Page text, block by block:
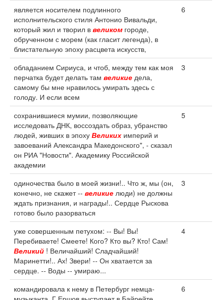
является носителем подлинного
исполнительского стиля Антонио Вивальди,
который жил и творил в великом городе,
обрученном с морем (как гласит легенда), в
блистательную эпоху расцвета искусств,
6
обладанием Сириуса, и чтоб, между тем как моя
перчатка будет делать там великие дела,
самому бы мне нравилось умирать здесь с
голоду. И если всем
3
сохранившиеся мумии, позволяющие
исследовать ДНК, воссоздать образ, убранство
людей, живших в эпоху Великих империй и
завоеваний Александра Македонского", - сказал
он РИА "Новости". Академику Российской
академии
5
одиночества было в моей жизни!.. Что ж, мы (он,
конечно, не скажет -- великие люди) не должны
ждать признания, и награды!.. Сердце Рыскова
готово было разорваться
3
уже совершенным петухом: -- Вы! Вы!
Перебиваете! Смеете! Кого? Кто вы? Кто! Сам!
Великий ! Величайший! Сладчайший!
Маринетти!.. Ах! Звери! -- Он хватается за
сердце. -- Воды -- умираю...
4
командировала к нему в Петербург немца-
6